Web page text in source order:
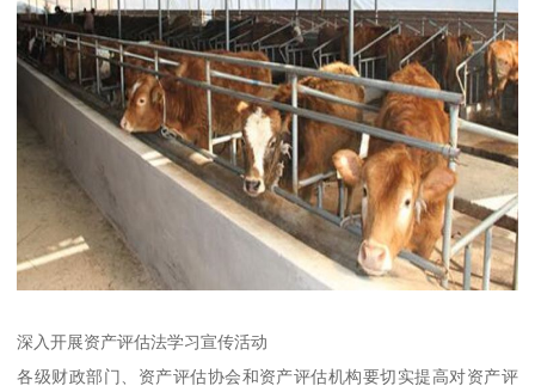
深入开展资产评估法学习宣传活动
各级财政部门、资产评估协会和资产评估机构要切实提高对资产评